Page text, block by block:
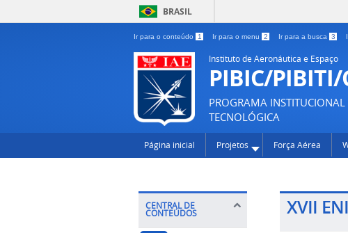
BRASIL
Ir para o conteúdo 1 Ir para o menu 2 Ir para a busca 3
Instituto de Aeronáutica e Espaço
PIBIC/PIBITI/
PROGRAMA
TECNOLÓGICA
Página inicial Projetos Força Aérea
CENTRAL DE
CONTEÚDOS XVII